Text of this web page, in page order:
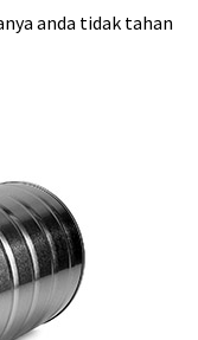
anda tidak tahan